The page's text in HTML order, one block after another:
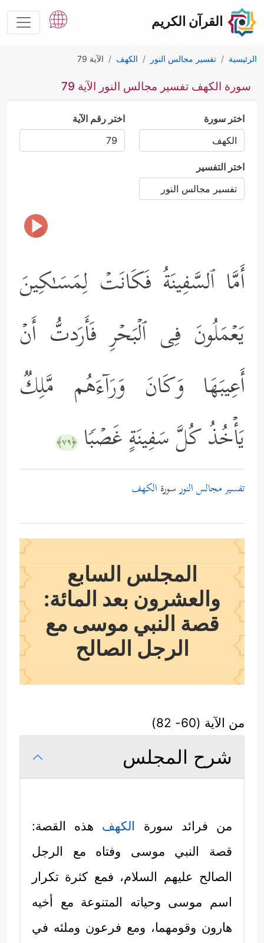
القرآن الكريم
الرئيسية تفسير مجالس النور الكهف الآية 79
سورة الكهف تفسير مجالس النور الآية 79
اختر سورة اختر رقم الآية
اختر التفسير
أَمَّا ٱلسَّفِینَةُ فَكَانَتۡ لِمَسَـٰكِینَ
یَعۡمَلُونَ فِی ٱلۡبَحۡرِ فَأَرَدتُّ أَنۡ
أَعِیبَهَا وَكَانَ وَرَاۤءَهُم مَّلِكࣱ
یَأۡخُذُ كُلَّ سَفِینَةٍ غَصۡبࣰا ﴿٧٩﴾
تفسير مجالس النورسورة الكهف
المجلس السابع
والعشرون بعد المائة:
قصة النبي موسى مع
الرجل الصالح
من الآية (60- 82)
شرح المجلس
من فرائد سورة الكهف هذه القصة:
قصة النبي موسى وفتاه مع الرجل
الصالح عليهم السلام، فمع كثرة تكرار
اسم موسى وحياته المتنوعة مع أخيه
هارون وقومهما، ومع فرعون وملئه في